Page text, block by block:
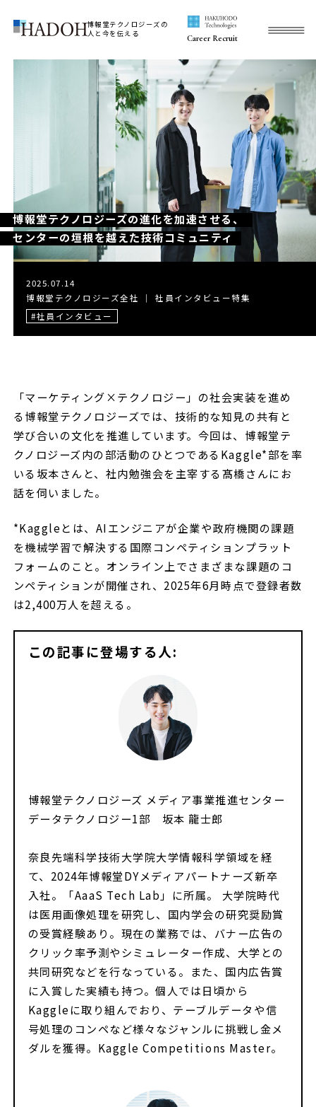
博報堂テクノロジーズの
人と今を伝える
Career Recruit
博報堂テクノロジーズの進化を加速させる、
センターの垣根を越えた技術コミュニティ
2025.07.14
博報堂テクノロジーズ全社
｜社員インタビュー特集
社員インタビュー
「マーケティング×テクノロジー」の社会実装を進め
る博報堂テクノロジーズでは、技術的な知見の共有と
学び合いの文化を推進しています。今回は、博報堂テ
クノロジーズ内の部活動のひとつであるKaggle*部を率
いる坂本さんと、社内勉強会を主宰する髙橋さんにお
話を伺いました。
*Kaggleとは、AIエンジニアが企業や政府機関の課題
を機械学習で解決する国際コンペティションプラット
フォームのこと。オンライン上でさまざまな課題のコ
ンペティションが開催され、2025年6月時点で登録者数
は2,400万人を超える。
この記事に登場する人:
博報堂テクノロジーズ メディア事業推進センター
データテクノロジー1部 坂本 龍士郎
奈良先端科学技術大学院大学情報科学領域を経
て、2024年博報堂DYメディアパートナーズ新卒
入社。「AaaS Tech Lab」に所属。 大学院時代
は医用画像処理を研究し、国内学会の研究奨励賞
の受賞経験あり。現在の業務では、バナー広告の
クリック率予測やシミュレーター作成、大学との
共同研究などを行なっている。また、国内広告賞
に入賞した実績も持つ。個人では日頃から
Kaggleに取り組んでおり、テーブルデータや信
号処理のコンペなど様々なジャンルに挑戦し金メ
ダルを獲得。Kaggle Competitions Master。